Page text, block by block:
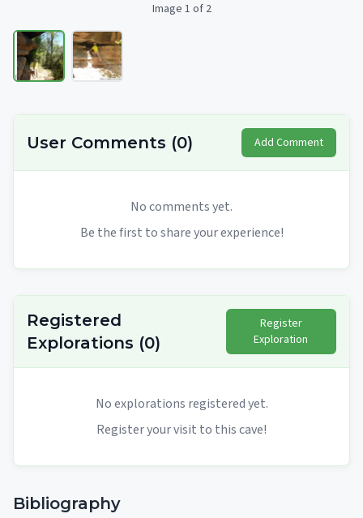
Image 1 of 2
User Comments (0) Add Comment
No comments yet.
Be the first to share your experience!
Registered
Explorations (0)
Register
Exploration
No explorations registered yet.
Register your visit to this cave!
Bibliography